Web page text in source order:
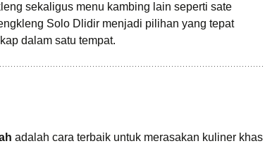
sekaligus menu kambing lain seperti sate
Solo Dlidir menjadi pilihan yang tepat
dalam satu tempat.
adalah cara terbaik untuk merasakan kuliner khas